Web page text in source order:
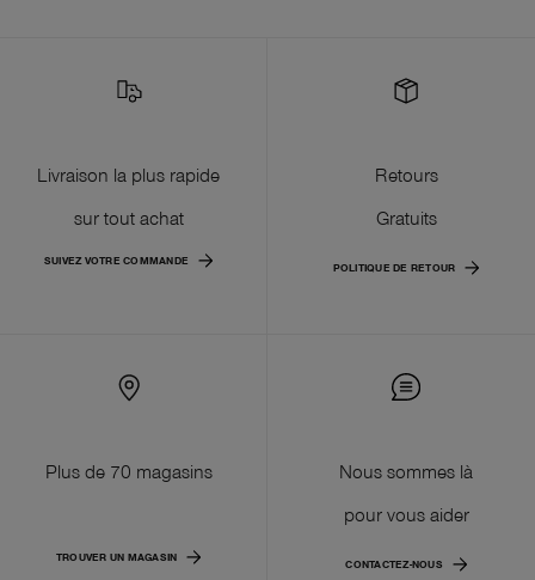
Livraison la plus rapide
sur tout achat
SUIVEZ VOTRE COMMANDE
Retours
Gratuits
POLITIQUE DE RETOUR
Plus de 70 magasins
TROUVER UN MAGASIN
Nous sommes là
pour vous aider
CONTACTEZ-NOUS